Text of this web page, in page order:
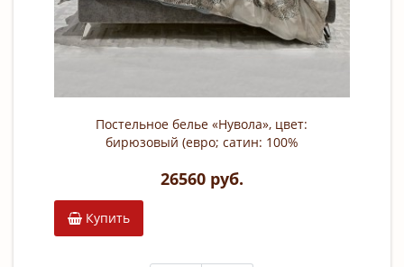
Постельное белье «Нувола», цвет:
бирюзовый (евро; сатин: 100%
26560 руб.
Купить